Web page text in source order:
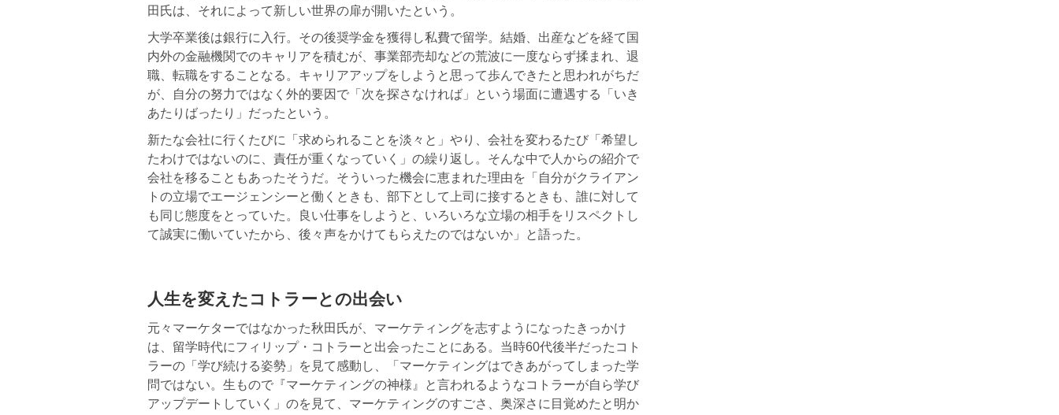
田氏は、それによって新しい世界の扉が開いたという。
大学卒業後は銀行に入行。その後奨学金を獲得し私費で留学。結婚、出産などを経て国
内外の金融機関でのキャリアを積むが、事業部売却などの荒波に一度ならず揉まれ、退
職、転職をすることなる。キャリアアップをしようと思って歩んできたと思われがちだ
が、自分の努力ではなく外的要因で「次を探さなければ」という場面に遭遇する「いき
あたりばったり」だったという。
新たな会社に行くたびに「求められることを淡々と」やり、会社を変わるたび「希望し
たわけではないのに、責任が重くなっていく」の繰り返し。そんな中で人からの紹介で
会社を移ることもあったそうだ。そういった機会に恵まれた理由を「自分がクライアン
トの立場でエージェンシーと働くときも、部下として上司に接するときも、誰に対して
も同じ態度をとっていた。良い仕事をしようと、いろいろな立場の相手をリスペクトし
て誠実に働いていたから、後々声をかけてもらえたのではないか」と語った。
人生を変えたコトラーとの出会い
元々マーケターではなかった秋田氏が、マーケティングを志すようになったきっかけ
は、留学時代にフィリップ・コトラーと出会ったことにある。当時60代後半だったコト
ラーの「学び続ける姿勢」を見て感動し、「マーケティングはできあがってしまった学
問ではない。生もので『マーケティングの神様』と言われるようなコトラーが自ら学び
アップデートしていく」のを見て、マーケティングのすごさ、奥深さに目覚めたと明か